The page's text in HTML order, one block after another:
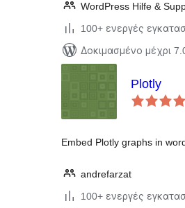
WordPress Hilfe &
100+ ενεργές
Δοκιμασμένο μέχρι
Plotly
Embed Plotly graphs in
andrefarzat
100+ ενεργές